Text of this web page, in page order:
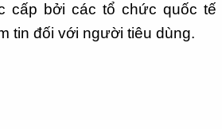
cấp bởi các tổ chức quốc
tin đối với người tiêu dùng.